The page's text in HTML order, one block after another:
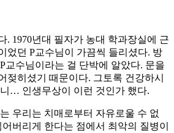
. 1970년대 필자가 농대 학과장실에 근
었던 P교수님이 가끔씩 들리셨다. 방
교수님이라는 걸 단박에 알았다. 문을
젖히셨기 때문이다. 그토록 건강하시
… 인생무상이 이런 것인가 했다.
우리는 치매로부터 자유로울 수 없
버리게 한다는 점에서 최악의 질병이